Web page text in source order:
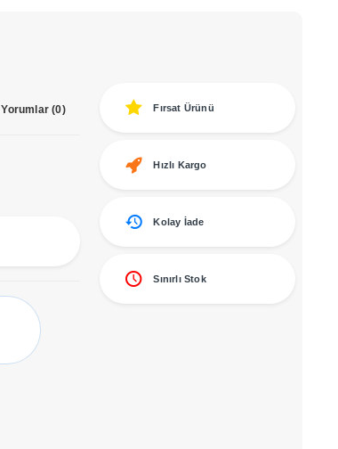
Yorumlar (0) Fırsat Ürünü
Hızlı Kargo
Kolay İade
Sınırlı Stok